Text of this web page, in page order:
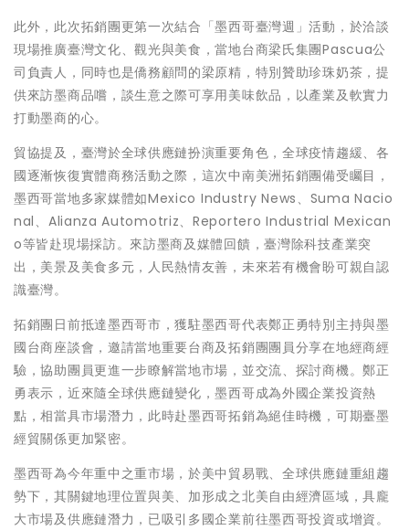
此外，此次拓銷團更第一次結合「墨西哥臺灣週」活動，於洽談
現場推廣臺灣文化、觀光與美食，當地台商梁氏集團Pascua公
司負責人，同時也是僑務顧問的梁原精，特別贊助珍珠奶茶，提
供來訪墨商品嚐，談生意之際可享用美味飲品，以產業及軟實力
打動墨商的心。
貿協提及，臺灣於全球供應鏈扮演重要角色，全球疫情趨緩、各
國逐漸恢復實體商務活動之際，這次中南美洲拓銷團備受矚目，
墨西哥當地多家媒體如Mexico Industry News、Suma Nacio
nal、Alianza Automotriz、Reportero Industrial Mexican
o等皆赴現場採訪。來訪墨商及媒體回饋，臺灣除科技產業突
出，美景及美食多元，人民熱情友善，未來若有機會盼可親自認
識臺灣。
拓銷團日前抵達墨西哥市，獲駐墨西哥代表鄭正勇特別主持與墨
國台商座談會，邀請當地重要台商及拓銷團團員分享在地經商經
驗，協助團員更進一步瞭解當地市場，並交流、探討商機。鄭正
勇表示，近來隨全球供應鏈變化，墨西哥成為外國企業投資熱
點，相當具市場潛力，此時赴墨西哥拓銷為絕佳時機，可期臺墨
經貿關係更加緊密。
墨西哥為今年重中之重市場，於美中貿易戰、全球供應鏈重組趨
勢下，其關鍵地理位置與美、加形成之北美自由經濟區域，具龐
大市場及供應鏈潛力，已吸引多國企業前往墨西哥投資或增資。